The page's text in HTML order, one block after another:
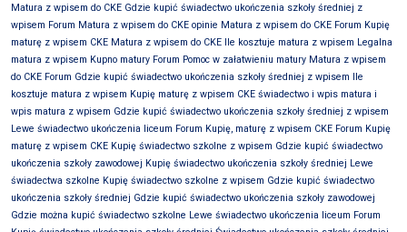
Matura z wpisem do CKE Gdzie kupić świadectwo ukończenia szkoły średniej z
wpisem Forum Matura z wpisem do CKE opinie Matura z wpisem do CKE Forum Kupię
maturę z wpisem CKE Matura z wpisem do CKE Ile kosztuje matura z wpisem Legalna
matura z wpisem Kupno matury Forum Pomoc w załatwieniu matury Matura z wpisem
do CKE Forum Gdzie kupić świadectwo ukończenia szkoły średniej z wpisem Ile
kosztuje matura z wpisem Kupię maturę z wpisem CKE świadectwo i wpis matura i
wpis matura z wpisem Gdzie kupić świadectwo ukończenia szkoły średniej z wpisem
Lewe świadectwo ukończenia liceum Forum Kupię, maturę z wpisem CKE Forum Kupię
maturę z wpisem CKE Kupię świadectwo szkolne z wpisem Gdzie kupić świadectwo
ukończenia szkoły zawodowej Kupię świadectwo ukończenia szkoły średniej Lewe
świadectwa szkolne Kupię świadectwo szkolne z wpisem Gdzie kupić świadectwo
ukończenia szkoły średniej Gdzie kupić świadectwo ukończenia szkoły zawodowej
Gdzie można kupić świadectwo szkolne Lewe świadectwo ukończenia liceum Forum